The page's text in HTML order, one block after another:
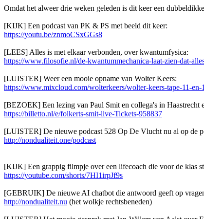
Omdat het alweer drie weken geleden is dit keer een
[KIJK] Een podcast van PK & PS met beeld dit keer:
https://youtu.be/znmoCSxGGs8
[LEES] Alles is met elkaar verbonden, over kwantumfysica:
https://www.filosofie.nl/de-kwantummechanica-laat-zien-dat-
[LUISTER] Weer een mooie opname van Wolter Keers:
https://www.mixcloud.com/wolterkeers/wolter-keers-tape-11-en-
[BEZOEK] Een lezing van Paul Smit en collega's in Haastrecht
https://billetto.nl/e/folkerts-smit-live-Tickets-958837
[LUISTER] De nieuwe podcast 528 Op De Vlucht nu al op de
http://nondualiteit.one/podcast
[KIJK] Een grappig filmpje over een lifecoach die voor de klas
https://youtube.com/shorts/7HI1irpJf9s
[GEBRUIK] De nieuwe AI chatbot die antwoord geeft op
http://nondualiteit.nu (het wolkje rechtsbeneden)